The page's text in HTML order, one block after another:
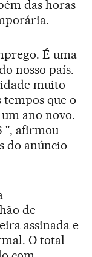
das horas
É uma
nosso país.
muito
que o
ano novo.
", afirmou
do anúncio
de
assinada e
O total